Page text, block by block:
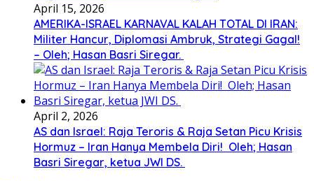
April 15, 2026
AMERIKA-ISRAEL KARNAVAL KALAH TOTAL DI IRAN:
Militer Hancur, Diplomasi Ambruk, Strategi Gagal!
– Oleh; Hasan Basri Siregar.
April 2, 2026
AS dan Israel: Raja Teroris & Raja Setan Picu Krisis
Hormuz – Iran Hanya Membela Diri! Oleh; Hasan
Basri Siregar, ketua JWI DS.